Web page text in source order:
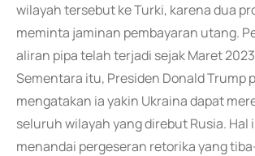
wilayah tersebut ke Turki, karena dua
meminta jaminan pembayaran utang.
aliran pipa telah terjadi sejak Maret
Sementara itu, Presiden Donald Trump
mengatakan ia yakin Ukraina dapat
seluruh wilayah yang direbut Rusia. Hal
menandai pergeseran retorika yang